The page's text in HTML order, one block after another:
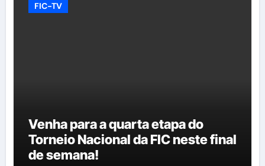
FIC-TV
Venha para a quarta etapa do
Torneio Nacional da FIC neste final
de semana!